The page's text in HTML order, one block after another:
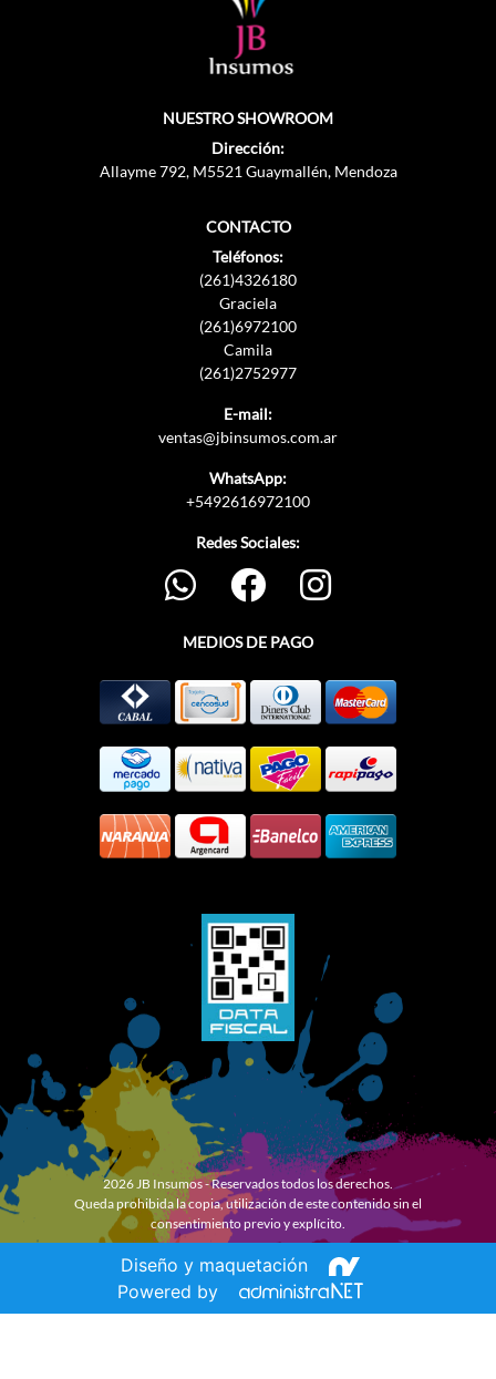
NUESTRO SHOWROOM
Dirección:
Allayme 792, M5521 Guaymallén, Mendoza
CONTACTO
Teléfonos:
(261)4326180
Graciela
(261)6972100
Camila
(261)2752977
E-mail:
ventas@jbinsumos.com.ar
WhatsApp:
+5492616972100
Redes Sociales:
MEDIOS DE PAGO
2026 JB Insumos - Reservados todos los derechos.
Queda prohibida la copia, utilización de este contenido sin el
consentimiento previo y explícito.
Diseño y maquetación
Powered by